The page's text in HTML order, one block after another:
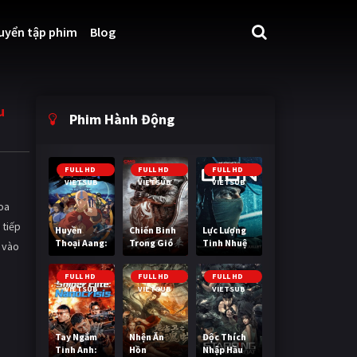
tập phim Blog
tiếp
Phim Hành Động
FULL HD
VIETSUB
Huyền
Thoại Aang:
Tiết Khí Sư
Cuối Cùng
FULL HD
VIETSUB
Chiến Binh
Trong Gió
FULL HD
VIETSUB
Lực Lượng
Tinh Nhuệ
FULL HD
VIETSUB
Tay Ngắm
Tinh Anh:
FULL HD
VIETSUB
Nhện Ăn
Hồn
FULL HD
VIETSUB
Độc Thích
Nhập Hầu